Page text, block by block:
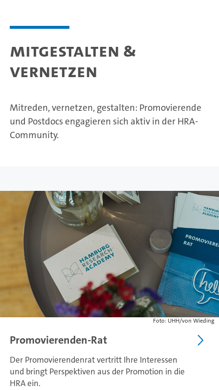
Mitgestalten &
Vernetzen
Mitreden, vernetzen, gestalten: Promovierende
und Postdocs engagieren sich aktiv in der HRA-
Community.
Foto: UHH/von Wieding
Promovierenden-Rat
Der Promovierendenrat vertritt Ihre Interessen
und bringt Perspektiven aus der Promotion in die
HRA ein.